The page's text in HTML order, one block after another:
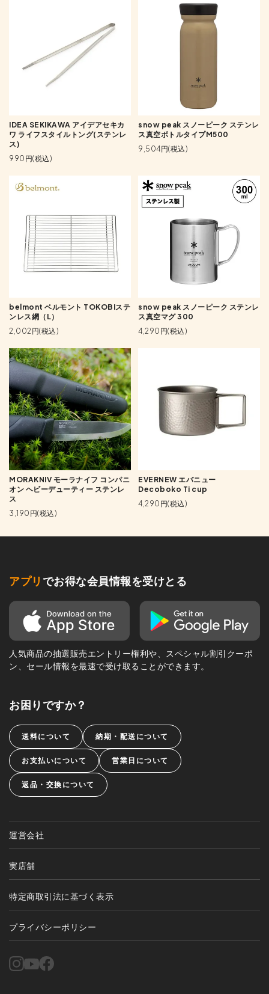
IDEA SEKIKAWA アイデアセキカ
ワ ライフスタイルトング(ステンレ
ス)
990円(税込)
snow peak スノーピーク ステンレ
ス真空ボトルタイプM500
9,504円(税込)
belmont ベルモント TOKOBIステ
ンレス網（L）
2,002円(税込)
snow peak スノーピーク ステンレ
ス真空マグ 300
4,290円(税込)
MORAKNIV モーラナイフ コンパニ
オン ヘビーデューティー ステンレ
ス
3,190円(税込)
EVERNEW エバニュー
Decoboko Ti cup
4,290円(税込)
アプリ でお得な会員情報を受けとる
人気商品の抽選販売エントリー権利や、スペシャル割引クーポ
ン、セール情報を最速で受け取ることができます。
お困りですか？
送料について 納期・配送について
お支払いについて 営業日について
返品・交換について
運営会社
実店舗
特定商取引法に基づく表示
プライバシーポリシー